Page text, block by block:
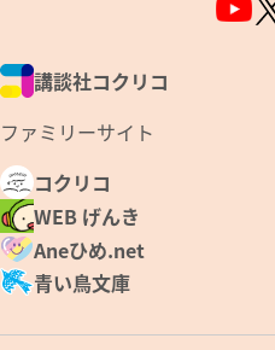
講談社コクリコ
ファミリーサイト
コクリコ
WEB げんき
Aneひめ.net
青い鳥文庫